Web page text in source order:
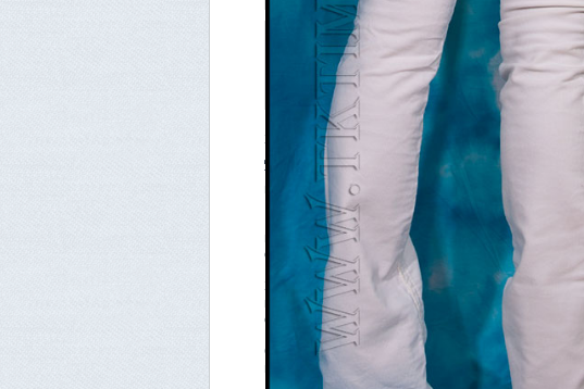
Laguna Beach – джинсовий бренд із
Заснований у листопаді 2007 року, бренд
джинсового одягу. У своїх колекціях
та натхнення мальовничими краєвидами
пляжів узбережжя, символізуючи атмосферу
Laguna Beach була заснована знавцями
високоякісного деніму для тих, хто прагне
оригінальними дизайнами, деталями ручної
З часом асортимент розширився, і тепер крім
куртки та худі. Завдяки неповторному стилю та
стилістів та модних ентузіастів.
Сьогодні Laguna Beach представлений у понад
провідних онлайн-платформах.